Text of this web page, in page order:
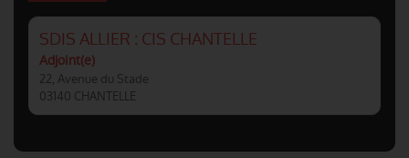
SDIS ALLIER : CIS CHANTELLE
Adjoint(e)
22, Avenue du Stade
03140 CHANTELLE